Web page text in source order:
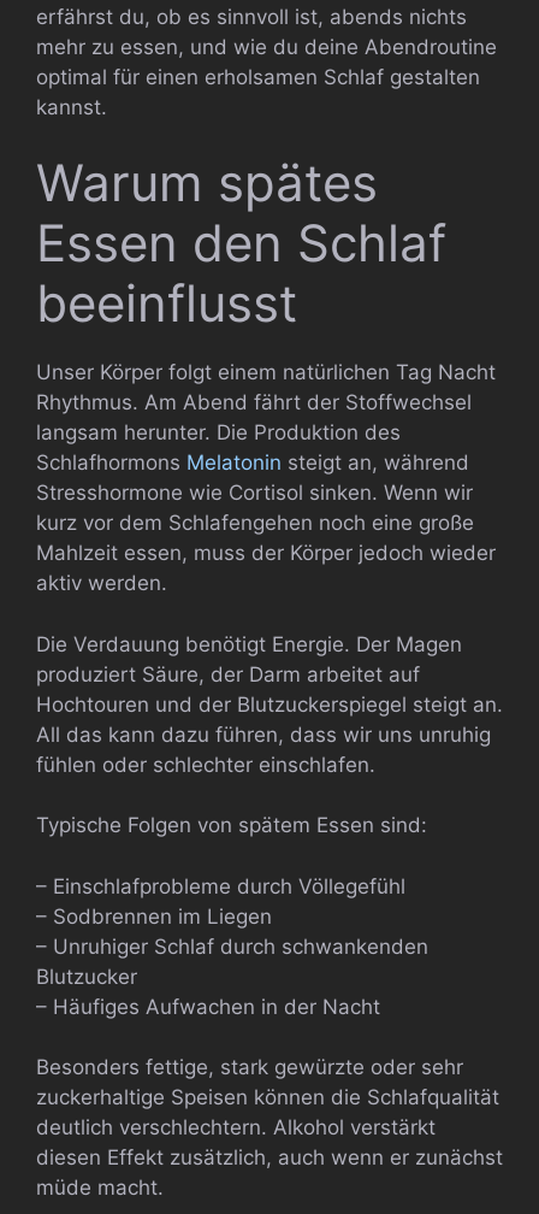
erfährst du, ob es sinnvoll ist, abends nichts
mehr zu essen, und wie du deine Abendroutine
optimal für einen erholsamen Schlaf gestalten
kannst.
Warum spätes
Essen den Schlaf
beeinflusst
Unser Körper folgt einem natürlichen Tag Nacht
Rhythmus. Am Abend fährt der Stoffwechsel
langsam herunter. Die Produktion des
Schlafhormons Melatonin steigt an, während
Stresshormone wie Cortisol sinken. Wenn wir
kurz vor dem Schlafengehen noch eine große
Mahlzeit essen, muss der Körper jedoch wieder
aktiv werden.
Die Verdauung benötigt Energie. Der Magen
produziert Säure, der Darm arbeitet auf
Hochtouren und der Blutzuckerspiegel steigt an.
All das kann dazu führen, dass wir uns unruhig
fühlen oder schlechter einschlafen.
Typische Folgen von spätem Essen sind:
– Einschlafprobleme durch Völlegefühl
– Sodbrennen im Liegen
– Unruhiger Schlaf durch schwankenden
Blutzucker
– Häufiges Aufwachen in der Nacht
Besonders fettige, stark gewürzte oder sehr
zuckerhaltige Speisen können die Schlafqualität
deutlich verschlechtern. Alkohol verstärkt
diesen Effekt zusätzlich, auch wenn er zunächst
müde macht.